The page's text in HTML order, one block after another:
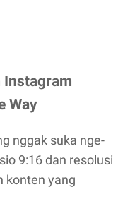
Instagram
Way
nggak suka nge-
9:16 dan resolusi
konten yang